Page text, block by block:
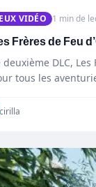
VIDÉO 1 min de
Frères de Feu
deuxième DLC,
tous les
cirilla